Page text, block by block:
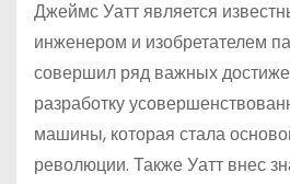
Джеймс Уатт является
инженером и изобретателем
совершил ряд важных
разработку
машины, которая стала
революции. Также Уатт внес